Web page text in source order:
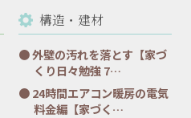
構造・建材
外壁の汚れを落とす【家づ
くり日々勉強 7…
24時間エアコン暖房の電気
料金編【家づく…